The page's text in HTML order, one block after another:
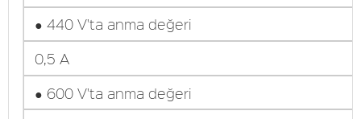
● 440 V'ta anma değeri
0,5 A
● 600 V'ta anma değeri